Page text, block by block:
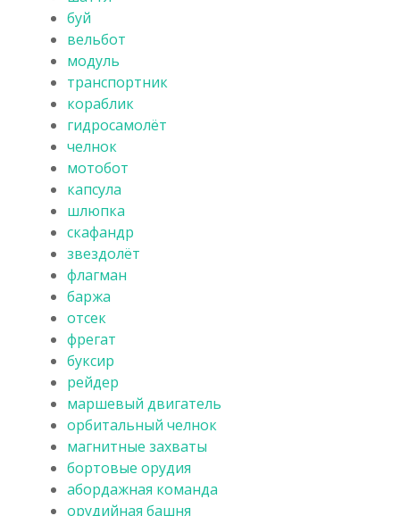
буй
вельбот
модуль
транспортник
кораблик
гидросамолёт
челнок
мотобот
капсула
шлюпка
скафандр
звездолёт
флагман
баржа
отсек
фрегат
буксир
рейдер
маршевый двигатель
орбитальный челнок
магнитные захваты
бортовые орудия
абордажная команда
орудийная башня